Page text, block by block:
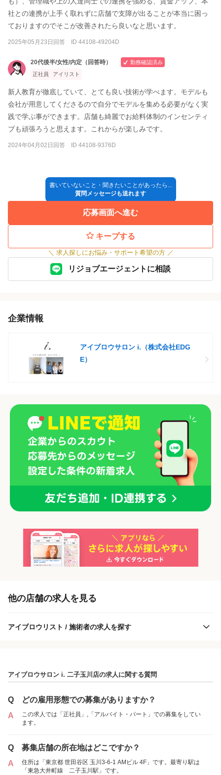
社との連携が上手く取れずに店舗で支障が出ることが本当に困っ
ておりますのでそこが改善されたら良いなと思います。
2025年05月23日回答 ID 44108-49204D
20代後半/女性/内定（回答時）
勤務確認済み
正社員
アイリスト
新人教育が徹底していて、とても良い技術が学べます。モデルも
会社が用意してくださるので自分でモデルを集める必要がなく実
践で学ぶ事ができます。店舗も綺麗でお給料体制のインセンティ
ブも頑張ろうと思えます。これからが楽しみです。
2024年04月02日回答 ID 44108-9376D
書いていないこと・聞きたいことがあったら...
質問メッセージも送れます
応募画面へ進む
キープする
＼ 求人探しにお悩み・サポート希望の方 ／
リジョブエージェントに相談
企業情報
アイブロウサロン i.（株式会社EDG
E）
「正社員」を募集している店舗
各店舗の特色（詳しい給与、一緒に働くスタッフ、サービスメニュー、客層
など）が見られます
「アルバイト・パート」を募集している店舗
各店舗の特色（詳しい給与、一緒に働くスタッフ、サービスメニュー、客層
など）が見られます
件の店舗
アイブロウサロン i. 二子玉川店
（東京都世田谷区:二子玉川駅 徒歩 2分 ）
正社員
アルバイト・
パート
他の店舗の求人を見る
アイブロウリスト / 施術者の求人を探す
アイブロウサロン i. 二子玉川店の求人に関する質問
Q
どの雇用形態での募集がありますか？
A
この求人では「正社員」,「アルバイト・パート」での募集をしてい
ます。
Q
募集店舗の所在地はどこですか？
A
住所は「東京都 世田谷区 玉川3-6-1 AMビル 4F」です。最寄り駅は
「東急大井町線 二子玉川駅」です。